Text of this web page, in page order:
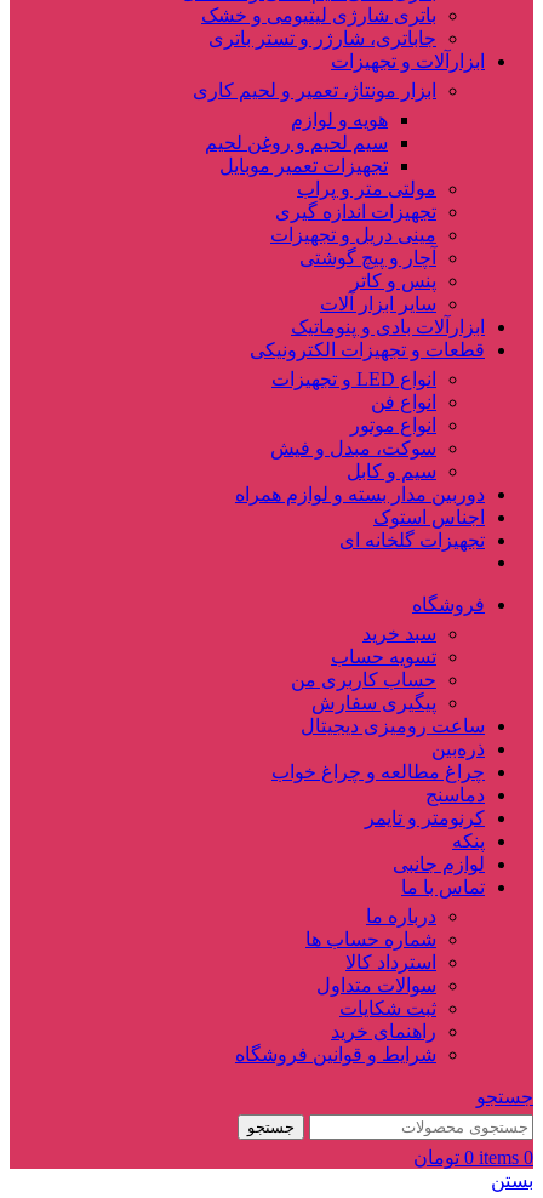
باتری شارژی لیتیومی و خشک
جاباتری، شارژر و تستر باتری
ابزارآلات و تجهیزات
ابزار مونتاژ، تعمیر و لحیم کاری
هویه و لوازم
سیم لحیم و روغن لحیم
تجهیزات تعمیر موبایل
مولتی متر و پراب
تجهیزات اندازه گیری
مینی دریل و تجهیزات
آچار و پیچ گوشتی
پنس و کاتر
سایر ابزار آلات
ابزارآلات بادی و پنوماتیک
قطعات و تجهیزات الکترونیکی
انواع LED و تجهیزات
انواع فن
انواع موتور
سوکت، مبدل و فیش
سیم و کابل
دوربین مدار بسته و لوازم همراه
اجناس استوک
تجهیزات گلخانه ای
فروشگاه
سبد خرید
تسویه حساب
حساب کاربری من
پیگیری سفارش
ساعت‌ رومیزی دیجیتال
ذره‌بین‌
چراغ مطالعه و چراغ خواب
دماسنج‌
کرنومتر و تایمر
پنکه
لوازم جانبی
تماس با ما
درباره ما
شماره حساب ها
استرداد کالا
سوالات متداول
ثبت شکایات
راهنمای خرید
شرایط و قوانین فروشگاه
جستجو
جستجو
0
items
0 تومان
بستن